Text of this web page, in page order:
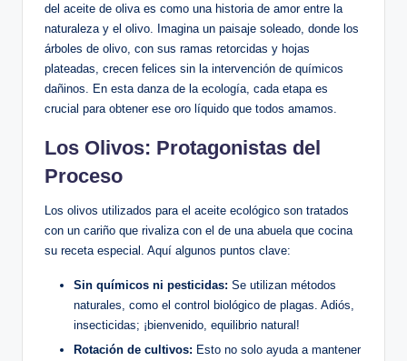
del aceite de oliva es como una historia de amor entre la
naturaleza y el olivo. Imagina un paisaje soleado, donde los
árboles de olivo, con sus ramas retorcidas y hojas
plateadas, crecen felices sin la intervención de químicos
dañinos. En esta danza de la ecología, cada etapa es
crucial para obtener ese oro líquido que todos amamos.
Los Olivos: Protagonistas del
Proceso
Los olivos utilizados para el aceite ecológico son tratados
con un cariño que rivaliza con el de una abuela que cocina
su receta especial. Aquí algunos puntos clave:
Sin químicos ni pesticidas: Se utilizan métodos
naturales, como el control biológico de plagas. Adiós,
insecticidas; ¡bienvenido, equilibrio natural!
Rotación de cultivos: Esto no solo ayuda a mantener